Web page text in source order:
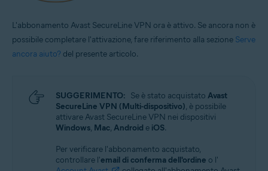
L'abbonamento Avast SecureLine VPN ora è attivo. Se ancora non è
possibile completare l'attivazione, fare riferimento alla sezione Serve
ancora aiuto? del presente articolo.
SUGGERIMENTO: Se è stato acquistato Avast
SecureLine VPN (Multi-dispositivo), è possibile
attivare Avast SecureLine VPN nei dispositivi
Windows, Mac, Android e iOS.
Per verificare l'abbonamento acquistato,
controllare l'email di conferma dell'ordine o l'